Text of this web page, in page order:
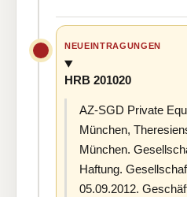
NEUEINTRAGUNGEN
HRB 201020
AZ-SGD Private
München,
München.
Haftung.
05.09.2012.